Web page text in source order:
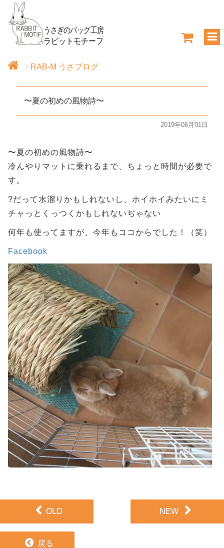
RAB-M うさブログ
〜夏の初めの風物詩〜
2019年06月01日
〜夏の初めの風物詩〜
冷んやりマットに乗れるまで、ちょっと時間が必要で
す。
?だって水溜りかもしれないし、ホイホイみたいにミ
チャっとくっつくかもしれないぢゃない
何年も使ってますが、今年もココからでした！（笑）
Facebook
OLD NEW
戻る